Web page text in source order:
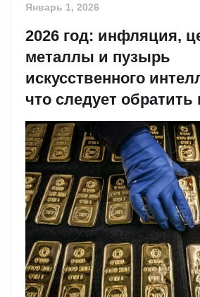
Январь 1, 2026
2026 год: инфляция,
металлы и пузырь
искусственного
что следует